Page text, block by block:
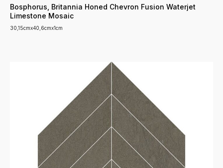
Bosphorus, Britannia Honed Chevron Fusion Waterjet
Limestone Mosaic
30,15cmx40,6cmx1cm